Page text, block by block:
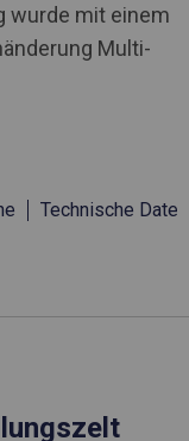
wurde mit einem
Multi-
Technische Daten